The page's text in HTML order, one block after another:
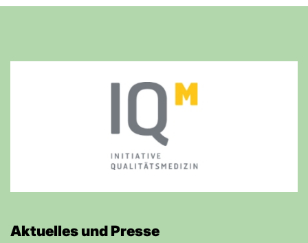
Aktuelles und Presse